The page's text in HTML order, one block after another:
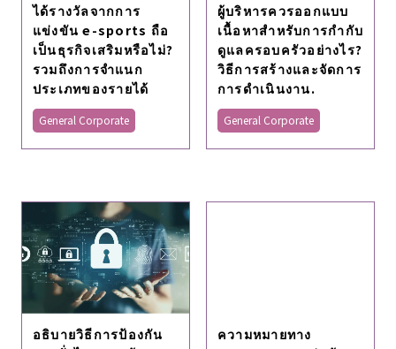
ได้รางวัลจากการ
แข่งขัน e-sports ถือ
เป็นธุรกิจเสริมหรือไม่?
รวมถึงการจำแนก
ประเภทของรายได้
General Corporate
ผู้บริหารควรออกแบบ
เนื้อหาสําหรับการกํากับ
ดูแลครอบครัวอย่างไร?
วิธีการสร้างและจัดการ
การดําเนินงาน.
General Corporate
อธิบายวิธีการป้องกัน
ความหมายทาง